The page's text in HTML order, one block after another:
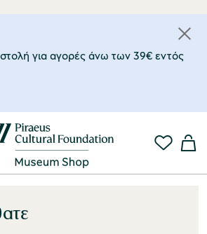
για αγορές άνω των 39€ εντός